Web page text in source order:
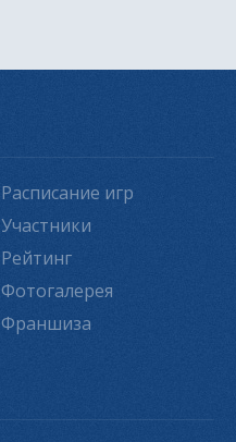
Расписание игр
Участники
Рейтинг
Фотогалерея
Франшиза